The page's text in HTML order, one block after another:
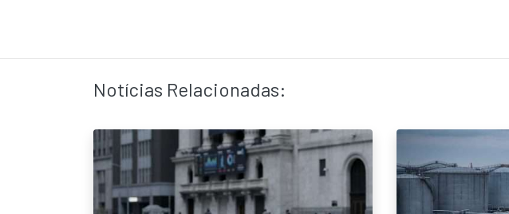
Notícias Relacionadas: